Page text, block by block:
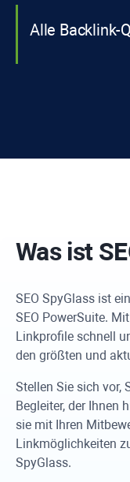
Alle Backlink-
Was ist
SEO SpyGlass ist
SEO PowerSuite.
Linkprofile schnell
den größten und
Stellen Sie sich vor,
Begleiter, der Ihnen
sie mit Ihren
Linkmöglichkeiten
SpyGlass.